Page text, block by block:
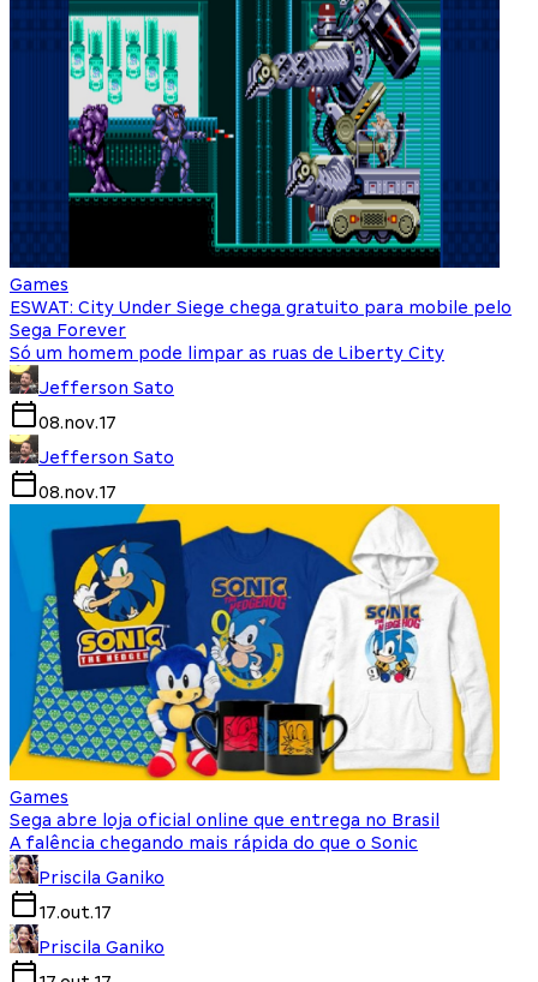
Games
ESWAT: City Under Siege chega gratuito para mobile pelo
Sega Forever
Só um homem pode limpar as ruas de Liberty City
Jefferson Sato
08.nov.17
Jefferson Sato
08.nov.17
Games
Sega abre loja oficial online que entrega no Brasil
A falência chegando mais rápida do que o Sonic
Priscila Ganiko
17.out.17
Priscila Ganiko